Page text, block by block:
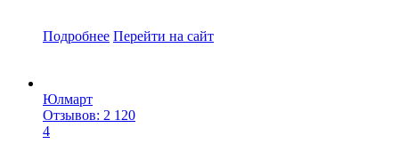
Подробнее Перейти на сайт
Юлмарт
Отзывов: 2 120
4